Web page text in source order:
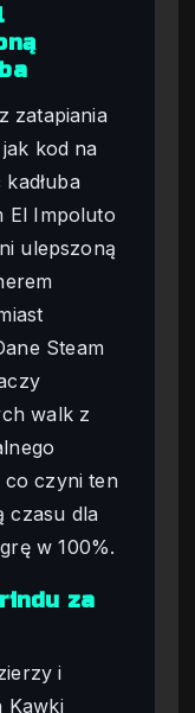
zatapiania
kod na
El Impoluto
ulepszoną
Steam
walk z
czyni ten
czasu dla
w 100%.
za
i
Kawki